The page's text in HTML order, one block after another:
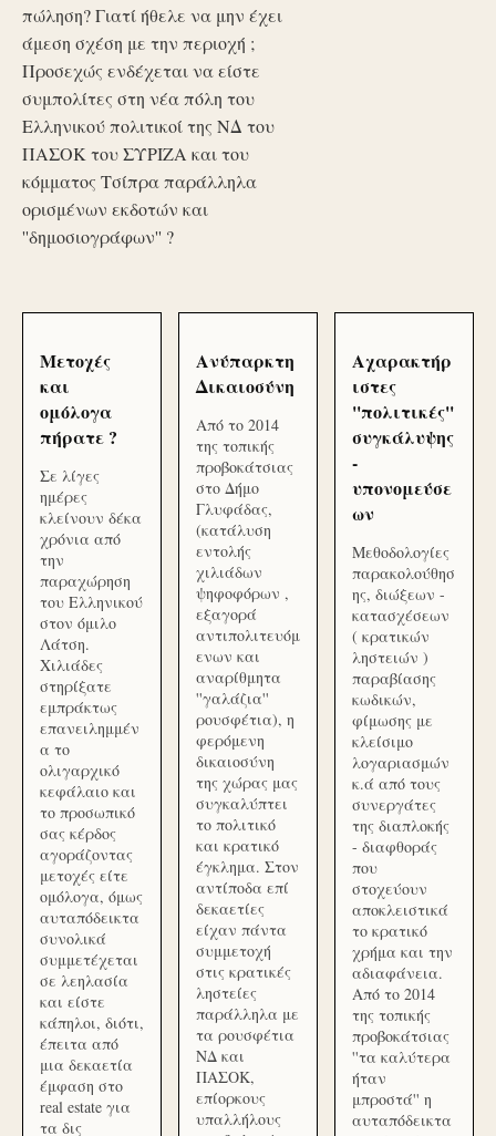
πώληση? Γιατί ήθελε να μην έχει
άμεση σχέση με την περιοχή ;
Προσεχώς ενδέχεται να είστε
συμπολίτες στη νέα πόλη του
Ελληνικού πολιτικοί της ΝΔ του
ΠΑΣΟΚ του ΣΥΡΙΖΑ και του
κόμματος Τσίπρα παράλληλα
ορισμένων εκδοτών και
''δημοσιογράφων'' ?
Μετοχές
και
ομόλογα
πήρατε ?
Σε λίγες
ημέρες
κλείνουν δέκα
χρόνια από
την
παραχώρηση
του Ελληνικού
στον όμιλο
Λάτση.
Χιλιάδες
στηρίξατε
εμπράκτως
επανειλημμέν
α το
ολιγαρχικό
κεφάλαιο και
το προσωπικό
σας κέρδος
αγοράζοντας
μετοχές είτε
ομόλογα, όμως
αυταπόδεικτα
συνολικά
συμμετέχεται
σε λεηλασία
και είστε
κάπηλοι, διότι,
έπειτα από
μια δεκαετία
έμφαση στο
real estate για
τα δις
Ανύπαρκτη
Δικαιοσύνη
Από το 2014
της τοπικής
προβοκάτσιας
στο Δήμο
Γλυφάδας,
(κατάλυση
εντολής
χιλιάδων
ψηφοφόρων ,
εξαγορά
αντιπολιτευόμ
ενων και
αναρίθμητα
''γαλάζια''
ρουσφέτια), η
φερόμενη
δικαιοσύνη
της χώρας μας
συγκαλύπτει
το πολιτικό
και κρατικό
έγκλημα. Στον
αντίποδα επί
δεκαετίες
είχαν πάντα
συμμετοχή
στις κρατικές
ληστείες
παράλληλα με
τα ρουσφέτια
ΝΔ και
ΠΑΣΟΚ,
επίορκους
υπαλλήλους
Αχαρακτήρ
ιστες
''πολιτικές''
συγκάλυψης
-
υπονομεύσε
ων
Μεθοδολογίες
παρακολούθησ
ης, διώξεων -
κατασχέσεων
( κρατικών
ληστειών )
παραβίασης
κωδικών,
φίμωσης με
κλείσιμο
λογαριασμών
κ.ά από τους
συνεργάτες
της διαπλοκής
- διαφθοράς
που
στοχεύουν
αποκλειστικά
το κρατικό
χρήμα και την
αδιαφάνεια.
Από το 2014
της τοπικής
προβοκάτσιας
''τα καλύτερα
ήταν
μπροστά'' η
αυταπόδεικτα